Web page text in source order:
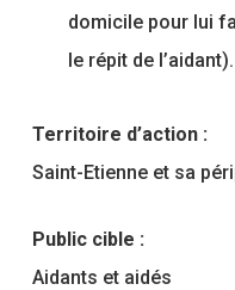
domicile pour lui
le répit de l’aidant).
Territoire d’action :
Saint-Etienne et sa
Public cible :
Aidants et aidés